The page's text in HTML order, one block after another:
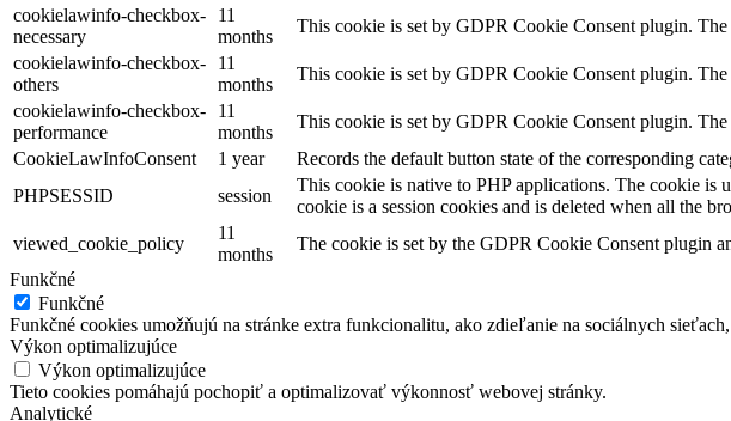
cookielawinfo-checkbox-
necessary
11
months
This cookie is set by GDPR Cookie Consent plugin.
cookielawinfo-checkbox-
others
11
months
This cookie is set by GDPR Cookie Consent plugin.
cookielawinfo-checkbox-
performance
11
months
This cookie is set by GDPR Cookie Consent plugin.
CookieLawInfoConsent
1 year
Records the default button state of the corresponding
PHPSESSID
session
This cookie is native to PHP applications. The cookie is
cookie is a session cookies and is deleted when all the
viewed_cookie_policy
11
months
The cookie is set by the GDPR Cookie Consent plugin
Funkčné
Funkčné
Funkčné cookies umožňujú na stránke extra funkcionalitu, ako zdieľanie na sociálnych
Výkon optimalizujúce
Výkon optimalizujúce
Tieto cookies pomáhajú pochopiť a optimalizovať výkonnosť webovej stránky.
Analytické